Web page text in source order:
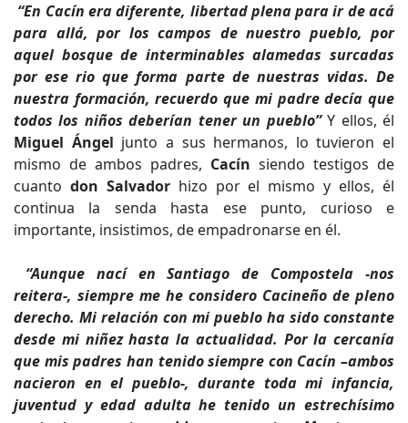
“En Cacín era diferente, libertad plena para ir de acá
para allá, por los campos de nuestro pueblo, por
aquel bosque de interminables alamedas surcadas
por ese rio que forma parte de nuestras vidas. De
nuestra formación, recuerdo que mi padre decía que
todos los niños deberían tener un pueblo”Y ellos, él
Miguel Ángel junto a sus hermanos, lo tuvieron el
mismo de ambos padres, Cacín siendo testigos de
cuanto don Salvadorhizo por el mismo y ellos, él
continua la senda hasta ese punto, curioso e
importante, insistimos, de empadronarse en él.
“Aunque nací en Santiago de Compostela -nos
reitera-, siempre me he considero Cacineño de pleno
derecho. Mi relación con mi pueblo ha sido constante
desde mi niñez hasta la actualidad. Por la cercanía
que mis padres han tenido siempre con Cacín –ambos
nacieron en el pueblo-, durante toda mi infancia,
juventud y edad adulta he tenido un estrechísimo